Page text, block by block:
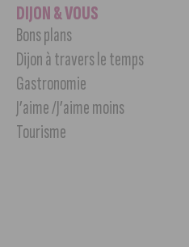
DIJON & VOUS
Bons plans
Dijon à travers le temps
Gastronomie
J’aime /J’aime moins
Tourisme